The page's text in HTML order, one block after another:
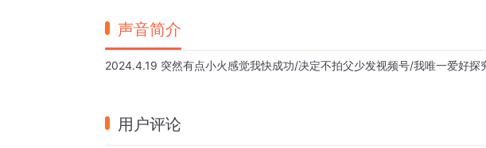
声音简介
2024.4.19 突然有点小火感觉我快成功/决定不拍父少发视频号/我唯一爱好探
用户评论